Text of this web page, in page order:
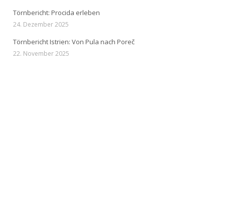
Törnbericht: Procida erleben
24. Dezember 2025
Törnbericht Istrien: Von Pula nach Poreč
22. November 2025